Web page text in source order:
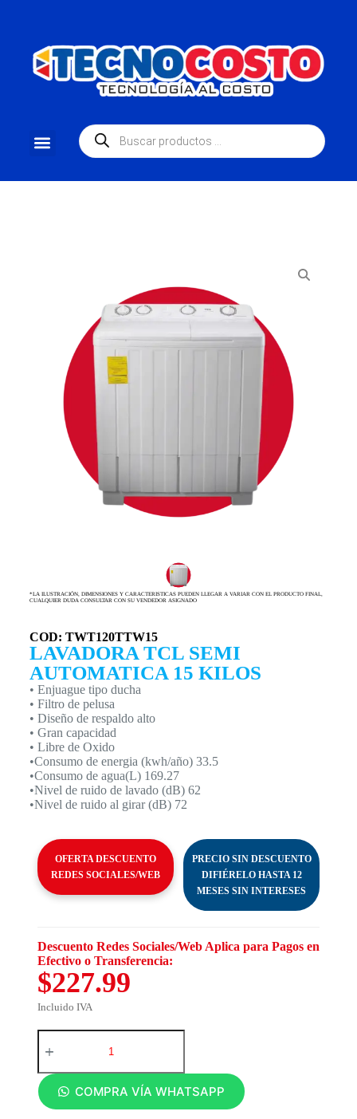
*LA ILUSTRACIÓN, DIMENSIONES Y CARACTERISTICAS PUEDEN LLEGAR A VARIAR CON EL PRODUCTO FINAL,
CUALQUIER DUDA CONSULTAR CON SU VENDEDOR ASIGNADO
COD: TWT120TTW15
LAVADORA TCL SEMI
AUTOMATICA 15 KILOS
• Enjuague tipo ducha
• Filtro de pelusa
• Diseño de respaldo alto
• Gran capacidad
• Libre de Oxido
•Consumo de energia (kwh/año) 33.5
•Consumo de agua(L) 169.27
•Nivel de ruido de lavado (dB) 62
•Nivel de ruido al girar (dB) 72
OFERTA DESCUENTO
REDES SOCIALES/WEB
PRECIO SIN DESCUENTO
DIFIÉRELO HASTA 12
MESES SIN INTERESES
Descuento Redes Sociales/Web Aplica para Pagos en
Efectivo o Transferencia:
$227.99
Incluido IVA
COMPRA VÍA WHATSAPP